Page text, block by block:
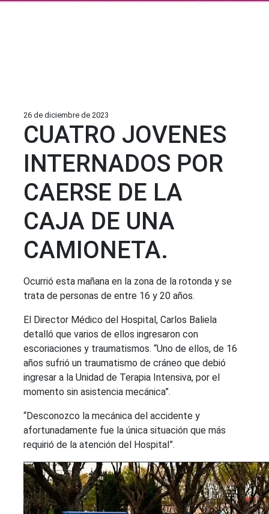
26 de diciembre de 2023
CUATRO JOVENES
INTERNADOS POR
CAERSE DE LA
CAJA DE UNA
CAMIONETA.
Ocurrió esta mañana en la zona de la rotonda y se
trata de personas de entre 16 y 20 años.
El Director Médico del Hospital, Carlos Baliela
detalló que varios de ellos ingresaron con
escoriaciones y traumatismos. “Uno de ellos, de 16
años sufrió un traumatismo de cráneo que debió
ingresar a la Unidad de Terapia Intensiva, por el
momento sin asistencia mecánica”.
“Desconozco la mecánica del accidente y
afortunadamente fue la única situación que más
requirió de la atención del Hospital”.